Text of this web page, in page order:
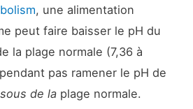
, une alimentation
peut faire baisser le pH du
la plage normale (7,36 à
pas ramener le pH de
de la plage normale.